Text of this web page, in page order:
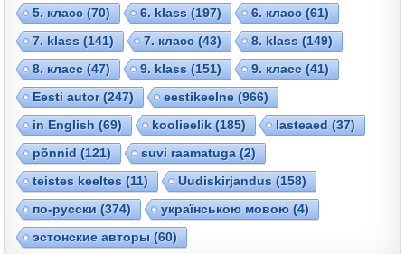
5. класс (70) 6. klass (197) 6. класс (61)
7. klass (141) 7. класс (43) 8. klass (149)
8. класс (47) 9. klass (151) 9. класс (41)
Eesti autor(247) eestikeelne (966)
in English (69) koolieelik (185) lasteaed (37)
põnnid (121) suvi raamatuga (2)
teistes keeltes (11) Uudiskirjandus (158)
по-русски (374) українською мовою (4)
эстонские авторы (60)